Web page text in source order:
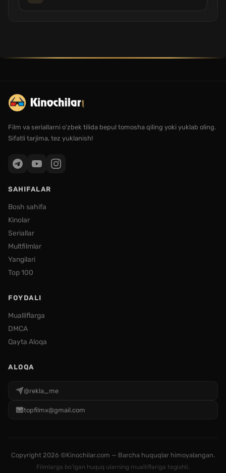
Film va seriallarni o'zbek tilida bepul tomosha qiling yoki yuklab oling.
Sifatli tarjima, tez yuklanish!
SAHIFALAR
Bosh sahifa
Kinolar
Seriallar
Multfilmlar
Yangilari
Top 100
FOYDALI
Mualliflarga
DMCA
Qayta Aloqa
ALOQA
@rekla_me
topfilmx@gmail.com
Copyright 2026 ©Kinochilar.com — Barcha huquqlar himoyalangan.
Filmlarga bo'lgan huquq ularning mualliflariga tegishli.